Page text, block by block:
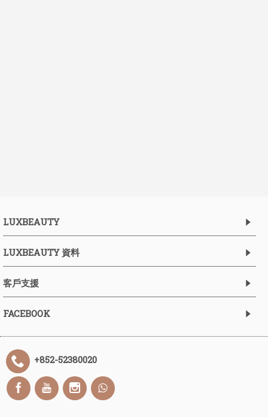
LUXBEAUTY
LUXBEAUTY 資料
客戶支援
FACEBOOK
+852-52380020